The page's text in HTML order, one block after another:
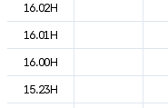
16.02H
16.01H
16.00H
15.23H